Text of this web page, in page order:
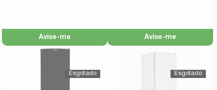
Avise-me Avise-me